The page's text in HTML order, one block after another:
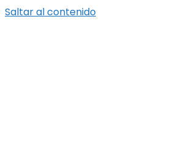
Saltar al contenido